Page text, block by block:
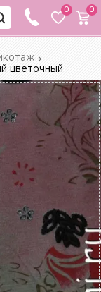
0 0
цветочный